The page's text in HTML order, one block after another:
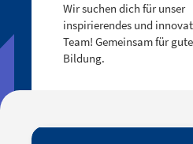
Wir suchen dich für unser
inspirierendes und
Team! Gemeinsam für
Bildung.